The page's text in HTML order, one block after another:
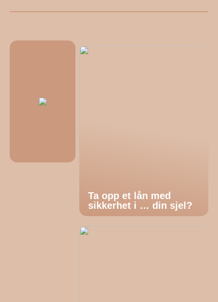
Ta opp et lån med
sikkerhet i … din sjel?